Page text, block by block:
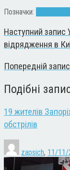
Позначки:
Наступний запис
відрядження в
Попередній запис
Подібні
19 жителів
обстрілів
zapsich, 11/11/